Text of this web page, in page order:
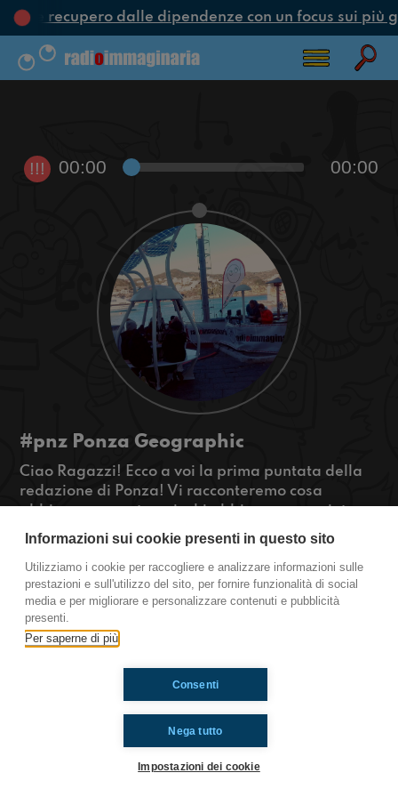
e recupero dalle dipendenze con un focus sui più
!!! 00:00 00:00
#pnz Ponza Geographic
Ciao Ragazzi! Ecco a voi la prima puntata della
redazione di Ponza! Vi racconteremo cosa
abbiamo scoperto qui, chi abbiamo conosciuto e
altre cose fighissime!
#OkkinSu
Ponza
Ti è piaciuto? Condividilo!
Informazioni sui cookie presenti in questo sito
Utilizziamo i cookie per raccogliere e analizzare informazioni sulle
prestazioni e sull'utilizzo del sito, per fornire funzionalità di social
media e per migliorare e personalizzare contenuti e pubblicità
presenti.
Per saperne di più
Nega tutto
Consenti
Impostazioni dei cookie